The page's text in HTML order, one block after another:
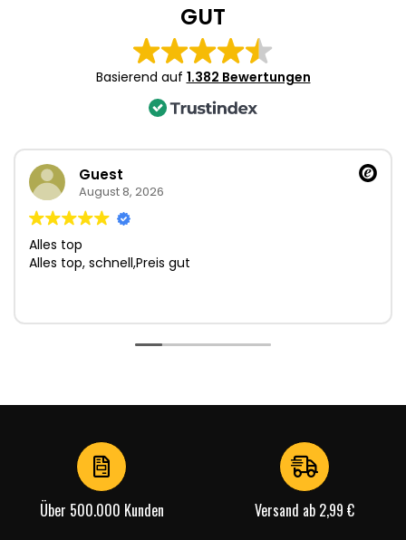
GUT
Basierend auf 1.382 Bewertungen
Guest
August 8, 2026
Alles top
Alles top, schnell,Preis gut
Über 500.000 Kunden Versand ab 2,99 €